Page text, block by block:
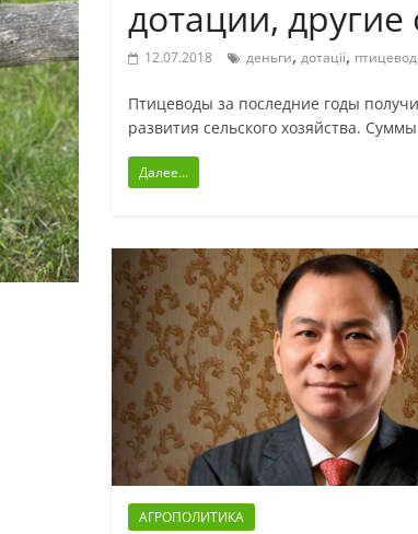
дотации,
12.07.2018 деньги, дотації,
Птицеводы за последние годы
развития сельского хозяйства.
Далее...
АГРОПОЛИТИКА